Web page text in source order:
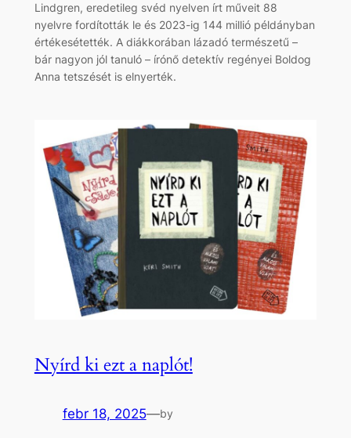
Lindgren, eredetileg svéd nyelven írt műveit 88
nyelvre fordították le és 2023-ig 144 millió példányban
értékesétették. A diákkorában lázadó természetű –
bár nagyon jól tanuló – írónő detektív regényei Boldog
Anna tetszését is elnyerték.
Nyírd ki ezt a naplót!
febr 18, 2025—by